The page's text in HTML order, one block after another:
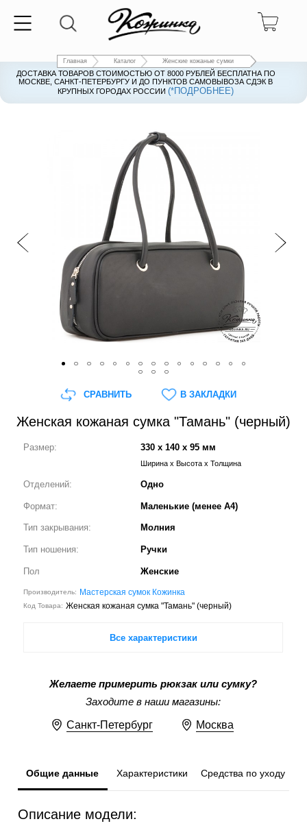
Главная Каталог Женские кожаные сумки
ДОСТАВКА ТОВАРОВ СТОИМОСТЬЮ ОТ 8000 РУБЛЕЙ БЕСПЛАТНА ПО
МОСКВЕ, САНКТ-ПЕТЕРБУРГУ И ДО ПУНКТОВ САМОВЫВОЗА СДЭК В
КРУПНЫХ ГОРОДАХ РОССИИ(*ПОДРОБНЕЕ)
ДОСТАВКА ТОВАРОВ СТОИМОСТЬЮ ОТ 8000 РУБЛЕЙ БЕСПЛАТНА ПО
МОСКВЕ, САНКТ-ПЕТЕРБУРГУ И ДО ПУНКТОВ САМОВЫВОЗА СДЭК В
КРУПНЫХ ГОРОДАХ РОССИИ(*ПОДРОБНЕЕ)
Женская кожаная сумка "Тамань" (черный)
Размер: 330 x 140 x 95 мм
Ширина x Высота x Толщина
Отделений: Одно
Формат: Маленькие (менее А4)
Тип закрывания: Молния
Тип ношения: Ручки
Пол Женские
Производитель: Мастерская сумок Кожинка
Код Товара: Женская кожаная сумка "Тамань" (черный)
Все характеристики
Желаете примерить рюкзак или сумку?
Заходите в наши магазины:
Санкт-Петербург Москва
СРАВНИТЬ В ЗАКЛАДКИ
Общие данные Характеристики Средства по уходу
Описание модели: